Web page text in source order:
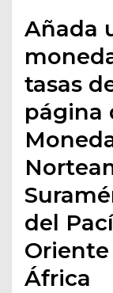
Añada
tasas
página
del
Oriente
África